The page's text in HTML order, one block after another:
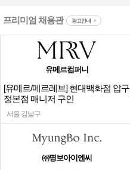
프리미엄 채용관 광고안내
유메르컴퍼니
[유메르/메르레브] 현대백화점 압구
정본점 매니저 구인
서울 강남구
㈜명보아이엔씨